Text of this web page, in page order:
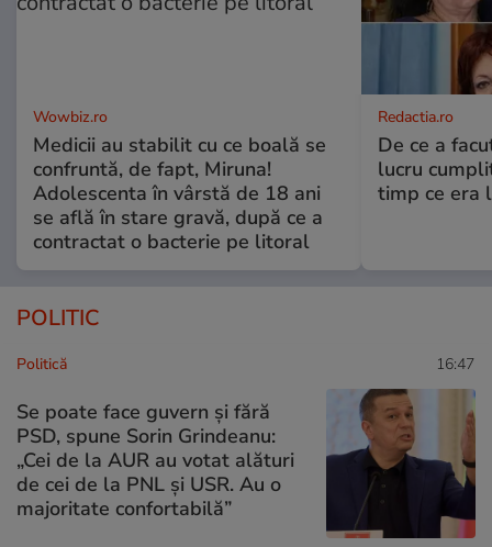
Wowbiz.ro
Medicii au stabilit cu ce boală se
confruntă, de fapt, Miruna!
Adolescenta în vârstă de 18 ani
se află în stare gravă, după ce a
contractat o bacterie pe litoral
Redactia.ro
De ce a
lucru
timp ce era
POLITIC
Politică 16:47
Se poate face guvern și fără
PSD, spune Sorin Grindeanu:
„Cei de la AUR au votat alături
de cei de la PNL şi USR. Au o
majoritate confortabilă”